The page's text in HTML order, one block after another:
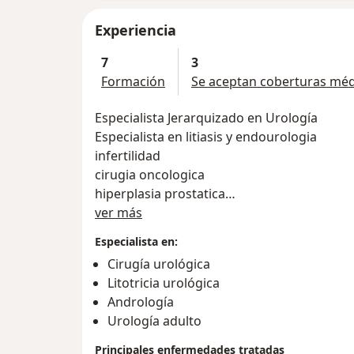
Experiencia
7
Formación
3
Se aceptan coberturas
Especialista Jerarquizado en Urología
Especialista en litiasis y endourologia
infertilidad
cirugia oncologica
hiperplasia prostatica
disfunciones sexuales
Se acepta Osde
ver más
Especialista en:
Cirugía urológica
Litotricia urológica
Andrología
Urología adulto
Principales enfermedades tratadas